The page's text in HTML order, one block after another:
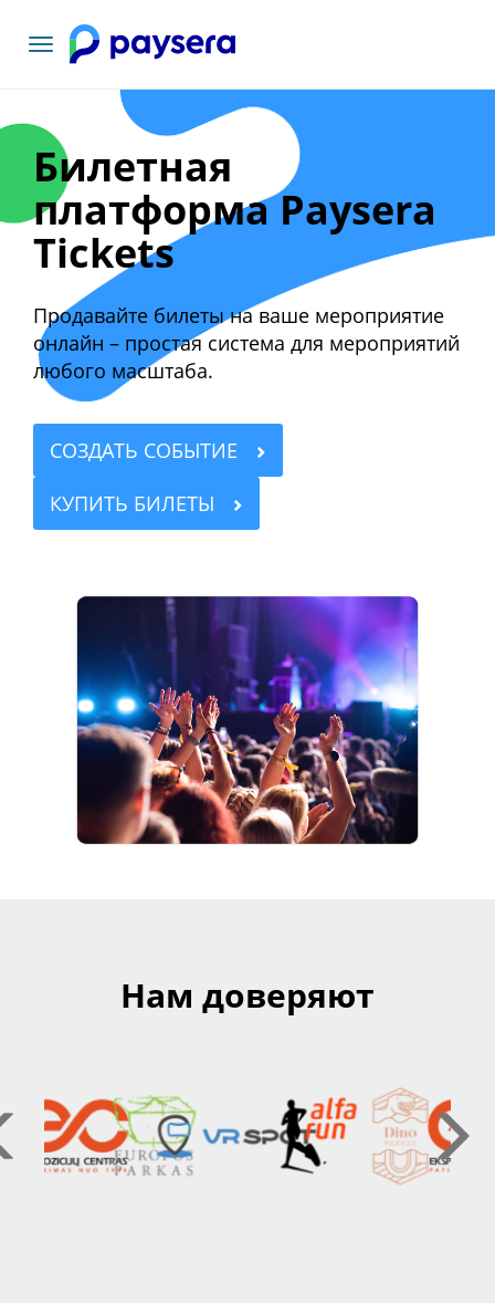
Toggle
navigation
Билетная
платформа Paysera
Tickets
Продавайте билеты на ваше мероприятие
онлайн – простая система для мероприятий
любого масштаба.
СОЗДАТЬ СОБЫТИЕ
КУПИТЬ БИЛЕТЫ
Нам доверяют